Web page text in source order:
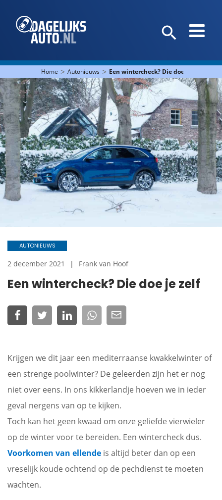
Home > Autonieuws > Een wintercheck? Die doe je zelf
Een wintercheck? Die doe je zelf
AUTONIEUWS
2 december 2021 Frank van Hoof
Krijgen we dit jaar een mediterraanse kwakkelwinter of
een strenge poolwinter? De geleerden zijn het er nog
niet over eens. In ons kikkerlandje hoeven we in ieder
geval nergens van op te kijken.
Toch kan het geen kwaad om onze geliefde vierwieler
op de winter voor te bereiden. Een wintercheck dus.
Voorkomen van ellende is altijd beter dan op een
vreselijk koude ochtend op de pechdienst te moeten
wachten.